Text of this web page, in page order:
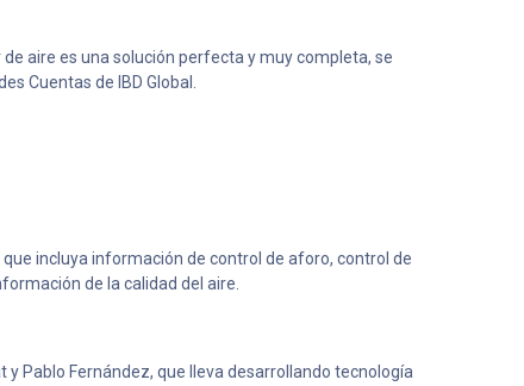
aire es una solución perfecta y muy completa, se
Cuentas de IBD Global.
incluya información de control de aforo, control de
de la calidad del aire.
Pablo Fernández, que lleva desarrollando tecnología